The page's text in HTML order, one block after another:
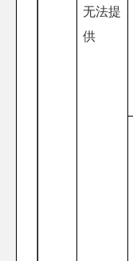
无法提
供